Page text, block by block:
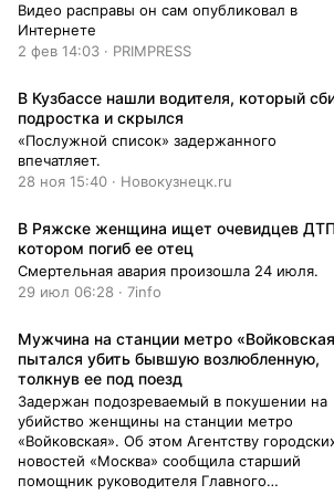
Видео расправы он сам опубликовал в
Интернете
2 фев 14:03 · PRIMPRESS
В Кузбассе нашли водителя, который
подростка и скрылся
«Послужной список» задержанного
впечатляет.
28 ноя 15:40 · Новокузнецк.ru
В Ряжске женщина ищет очевидцев
котором погиб ее отец
Смертельная авария произошла 24 июля.
29 июл 06:28 · 7info
Мужчина на станции метро
пытался убить бывшую возлюбленную,
толкнув ее под поезд
Задержан подозреваемый в покушении на
убийство женщины на станции метро
«Войковская». Об этом Агентству
новостей «Москва» сообщила старший
помощник руководителя Главного